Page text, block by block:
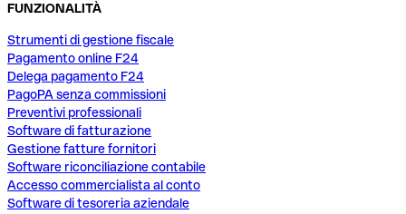
FUNZIONALITÀ
Strumenti di gestione fiscale
Pagamento online F24
Delega pagamento F24
PagoPA senza commissioni
Preventivi professionali
Software di fatturazione
Gestione fatture fornitori
Software riconciliazione contabile
Accesso commercialista al conto
Software di tesoreria aziendale